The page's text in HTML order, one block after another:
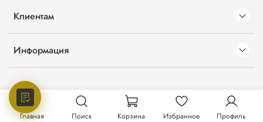
Клиентам
Информация
Главная Поиск Корзина Избранное Профиль